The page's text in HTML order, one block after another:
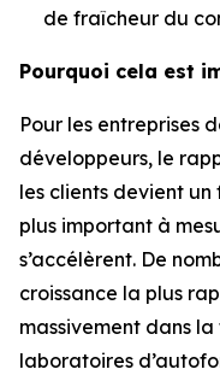
de fraîcheur du
Pourquoi cela est
Pour les entreprises
développeurs, le
les clients devient
plus important à
s’accélèrent. De
croissance la plus
massivement dans
laboratoires